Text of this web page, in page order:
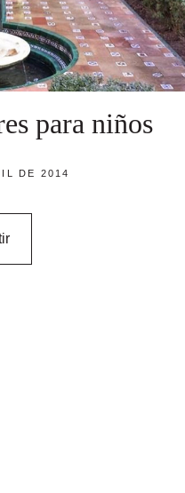
para niños
DE 2014